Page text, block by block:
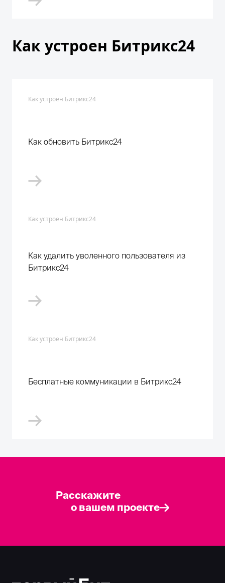
Как устроен Битрикс24
Как устроен Битрикс24
Как обновить Битрикс24
Как устроен Битрикс24
Как удалить уволенного пользователя из
Битрикс24
Как устроен Битрикс24
Бесплатные коммуникации в Битрикс24
Расскажите
о вашем проекте